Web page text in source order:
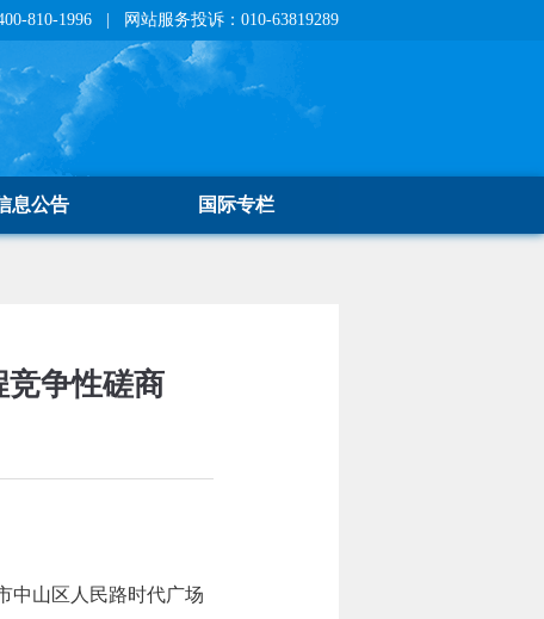
810-1996 | 网站服务投诉：010-63819289
息公告 国际专栏
竞争性磋商
中山区人民路时代广场